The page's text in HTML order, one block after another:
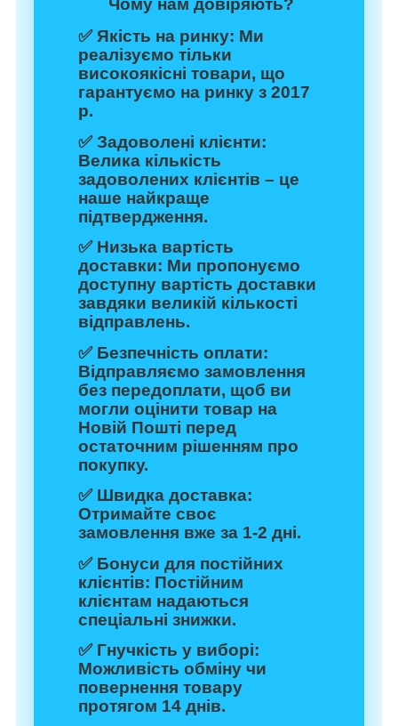
Чому нам довіряють?
✅Якість на ринку: Ми
реалізуємо тільки
високоякісні товари, що
гарантуємо на ринку з 2017
р.
✅Задоволені клієнти:
Велика кількість
задоволених клієнтів – це
наше найкраще
підтвердження.
✅ Низька вартість
доставки: Ми пропонуємо
доступну вартість доставки
завдяки великій кількості
відправлень.
✅ Безпечність оплати:
Відправляємо замовлення
без передоплати, щоб ви
могли оцінити товар на
Новій Пошті перед
остаточним рішенням про
покупку.
✅ Швидка доставка:
Отримайте своє
замовлення вже за 1-2 дні.
✅ Бонуси для постійних
клієнтів: Постійним
клієнтам надаються
спеціальні знижки.
✅ Гнучкість у виборі:
Можливість обміну чи
повернення товару
протягом 14 днів.